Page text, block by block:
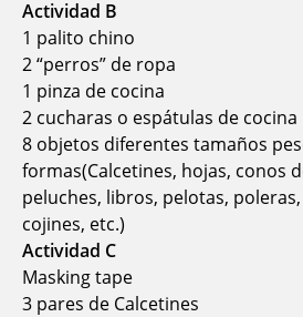
Actividad B
1 palito chino
2 “perros” de ropa
1 pinza de cocina
2 cucharas o espátulas de cocina
8 objetos diferentes tamaños
formas(Calcetines, hojas, conos
peluches, libros, pelotas,
cojines, etc.)
Actividad C
Masking tape
3 pares de Calcetines